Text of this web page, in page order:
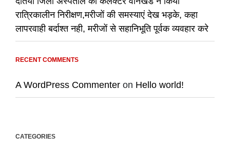
रात्रिकालीन निरीक्षण,मरीजों की समस्याएं देख भड़के, कहा
लापरवाही बर्दाश्त नही, मरीजों से सहानिभूति पूर्वक व्यवहार करे
RECENT COMMENTS
A WordPress Commenter on Hello world!
CATEGORIES